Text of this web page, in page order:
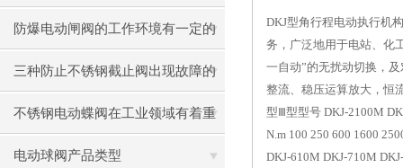
动化解决方案
防爆电动闸阀的工作环境有一定的
要求
三种防止不锈钢截止阀出现故障的
方法
不锈钢电动蝶阀在工业领域有着重
要作用
电动球阀产品类型
DKJ型角行程电动执行机
务，广泛地用于电站、化
一自动”的无扰动切换，
整流、稳压运算放大，恒
型Ⅲ型型号 DKJ-2100M
N.m 100 250 600 1600
DKJ-610M DKJ-710M